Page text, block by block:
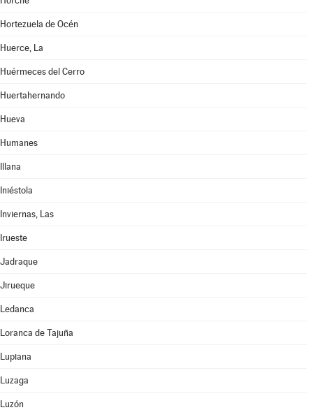
Hortezuela de Océn
Huerce, La
Huérmeces del Cerro
Huertahernando
Hueva
Humanes
Illana
Iniéstola
Inviernas, Las
Irueste
Jadraque
Jirueque
Ledanca
Loranca de Tajuña
Lupiana
Luzaga
Luzón